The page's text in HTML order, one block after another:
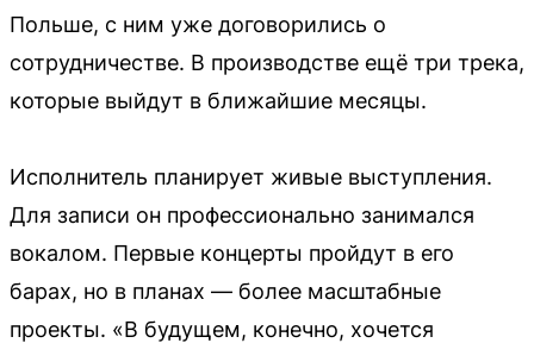
Польше, с ним уже договорились о
сотрудничестве. В производстве ещё три трека,
которые выйдут в ближайшие месяцы.
Исполнитель планирует живые выступления.
Для записи он профессионально занимался
вокалом. Первые концерты пройдут в его
барах, но в планах — более масштабные
проекты. «В будущем, конечно, хочется